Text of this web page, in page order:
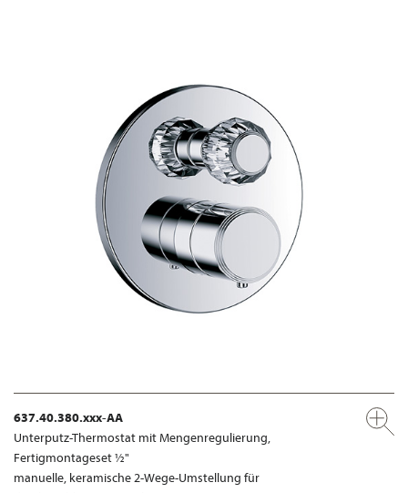
637.40.380.xxx-AA
Unterputz-Thermostat mit Mengenregulierung,
Fertigmontageset ½"
manuelle, keramische 2-Wege-Umstellung für